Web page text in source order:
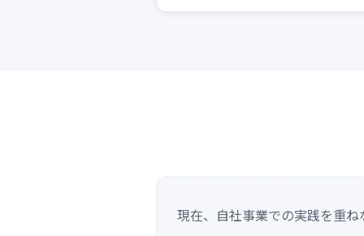
現在、自社事業での実践を重